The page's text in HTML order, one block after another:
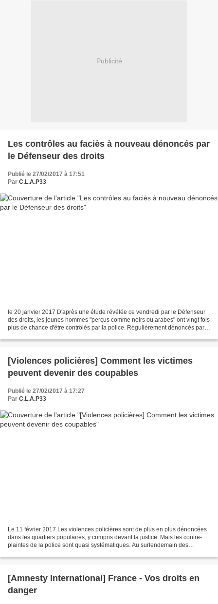
Publicité
Les contrôles au faciès à nouveau dénoncés par
le Défenseur des droits
Publié le 27/02/2017 à 17:51
Par C.L.A.P33
le 20 janvier 2017 D'après une étude révélée ce vendredi par le Défenseur
des droits, les jeunes hommes "perçus comme noirs ou arabes" ont vingt fois
plus de chance d'être contrôlés par la police. Régulièrement dénoncés par
[Violences policières] Comment les victimes
peuvent devenir des coupables
Publié le 27/02/2017 à 17:27
Par C.L.A.P33
Le 11 février 2017 Les violences policières sont de plus en plus dénoncées
dans les quartiers populaires, y compris devant la justice. Mais les contre-
plaintes de la police sont quasi systématiques. Au surlendemain des
[Amnesty International] France - Vos droits en
danger